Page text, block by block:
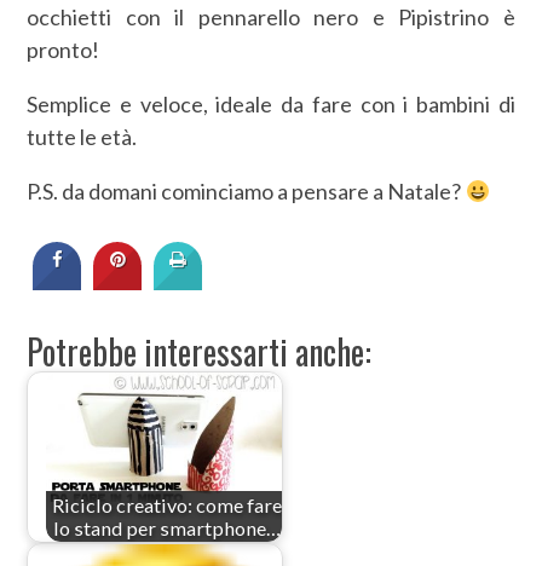
occhietti con il pennarello nero e Pipistrino è
pronto!
Semplice e veloce, ideale da fare con i bambini di
tutte le età.
P.S. da domani cominciamo a pensare a Natale?
Potrebbe interessarti anche:
Riciclo creativo: come fare
lo stand per smartphone…